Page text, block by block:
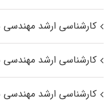
کارشناسی ارشد مهندسی
کارشناسی ارشد
کارشناسی ارشد مهندسی